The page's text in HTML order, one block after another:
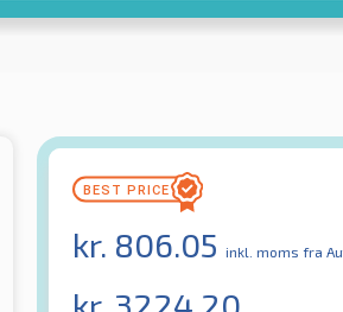
kr. 806.05 inkl. moms fra